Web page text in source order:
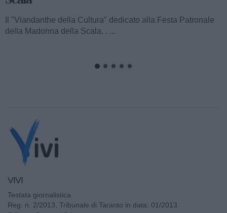
Ecco a voi il terzo speciale del "Viandanthe della Cultura"
dedicato alla Madonna della Scala. Vi porteremo alla
scoperta della "Chiesa...
VIVI
Testata giornalistica
Reg. n. 2/2013, Tribunale di Taranto in data: 01/2013